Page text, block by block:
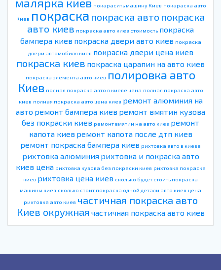
покарасить машину Киев покараска авто
Киев покраска покраска авто покраска
авто киев покраска авто киев стоимость покраска
бампера киев покраска двери авто киев покраска
двери автомобиля киев покраска двери цена киев
покраска киев покраска царапин на авто киев
покраска элемента авто киев полировка авто
Киев полная покраска авто в киеве цена полная покраска авто
киев полная покраска авто цена киев ремонт алюминия на
авто ремонт бампера киев ремонт вмятин кузова
без покраски киев ремонт вмятин на авто киев ремонт
капота киев ремонт капота после дтп киев
ремонт покраска бампера киев рихтовка авто в киеве
рихтовка алюминия рихтовка и покраска авто
киев цена рихтовка кузова без покраски киев рихтовка покраска
киев рихтовка цена киев сколько будет стоить покраска
машины киев сколько стоит покраска одной детали авто киев цена
рихтовка авто киев частичная покраска авто
Киев окружная частичная покраска авто киев